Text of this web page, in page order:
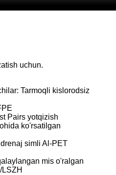
uchun.
Tarmoqli kislorodsiz
Pairs yotqizish
ko'rsatilgan
simli Al-PET
mis o'ralgan